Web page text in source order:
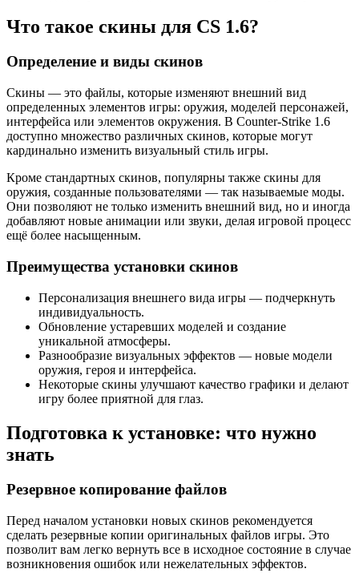
Что такое скины для CS 1.6?
Определение и виды скинов
Скины — это файлы, которые изменяют внешний вид
определенных элементов игры: оружия, моделей персонажей,
интерфейса или элементов окружения. В Counter-Strike 1.6
доступно множество различных скинов, которые могут
кардинально изменить визуальный стиль игры.
Кроме стандартных скинов, популярны также скины для
оружия, созданные пользователями — так называемые моды.
Они позволяют не только изменить внешний вид, но и иногда
добавляют новые анимации или звуки, делая игровой процесс
ещё более насыщенным.
Преимущества установки скинов
Персонализация внешнего вида игры — подчеркнуть
индивидуальность.
Обновление устаревших моделей и создание
уникальной атмосферы.
Разнообразие визуальных эффектов — новые модели
оружия, героя и интерфейса.
Некоторые скины улучшают качество графики и делают
игру более приятной для глаз.
Подготовка к установке: что нужно
знать
Резервное копирование файлов
Перед началом установки новых скинов рекомендуется
сделать резервные копии оригинальных файлов игры. Это
позволит вам легко вернуть все в исходное состояние в случае
возникновения ошибок или нежелательных эффектов.